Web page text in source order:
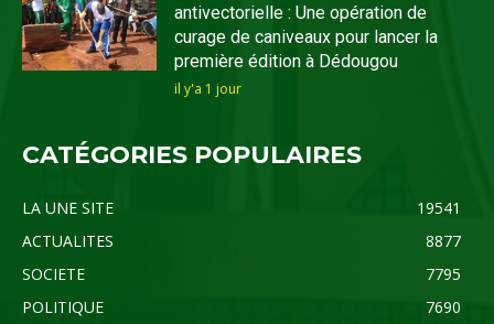
antivectorielle : Une opération de
curage de caniveaux pour lancer la
première édition à Dédougou
il y'a 1 jour
CATÉGORIES POPULAIRES
LA UNE SITE
19541
ACTUALITES
8877
SOCIETE
7795
POLITIQUE
7690